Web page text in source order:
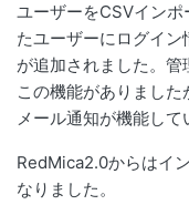
ユーザーをCSVイン
たユーザーにログイ
が追加されました。
この機能がありまし
メール通知が機能して
RedMica2.0からはイ
なりました。